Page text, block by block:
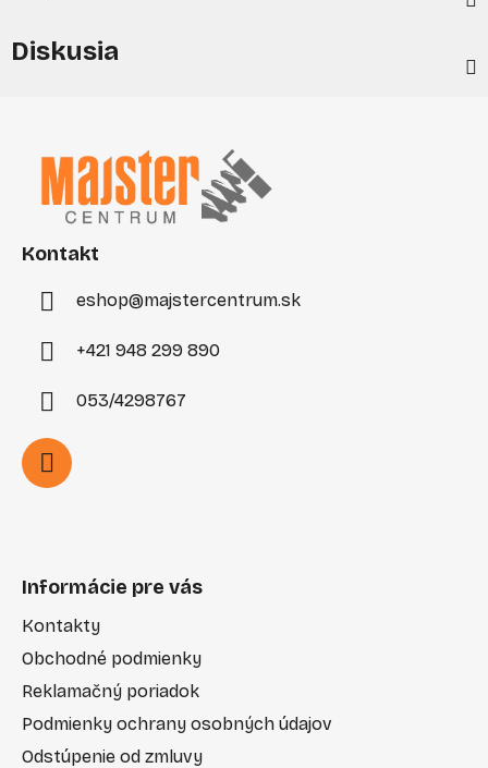
Diskusia
Kontakt
eshop@majstercentrum.sk
+421 948 299 890
053/4298767
Informácie pre vás
Kontakty
Obchodné podmienky
Reklamačný poriadok
Podmienky ochrany osobných údajov
Odstúpenie od zmluvy